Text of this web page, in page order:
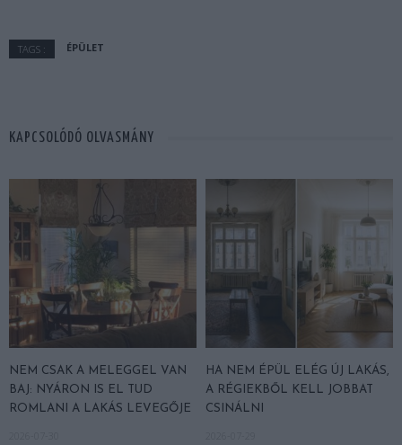
TAGS : ÉPÜLET
KAPCSOLÓDÓ OLVASMÁNY
NEM CSAK A MELEGGEL VAN
BAJ: NYÁRON IS EL TUD
ROMLANI A LAKÁS LEVEGŐJE
HA NEM ÉPÜL ELÉG ÚJ LAKÁS,
A RÉGIEKBŐL KELL JOBBAT
CSINÁLNI